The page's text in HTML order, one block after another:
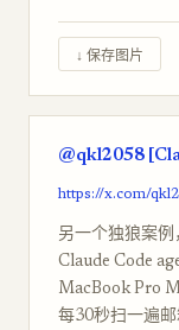
↓ 保存图片
@qkl2058
https://x.com/
另一个独狼案
Claude Code
MacBook Pro
每30秒扫一遍